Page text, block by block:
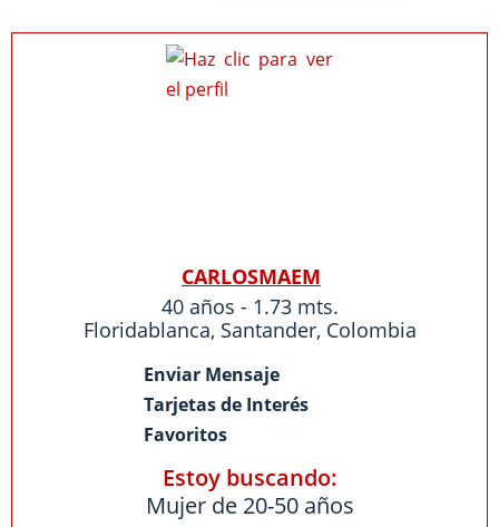
CARLOSMAEM
40 años - 1.73 mts.
Floridablanca, Santander, Colombia
Enviar Mensaje
Tarjetas de Interés
Favoritos
Estoy buscando:
Mujer de 20-50 años